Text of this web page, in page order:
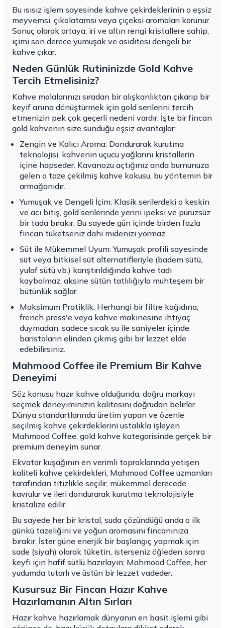
Bu ısısız işlem sayesinde kahve çekirdeklerinin o eşsiz
meyvemsi, çikolatamsı veya çiçeksi aromaları korunur.
Sonuç olarak ortaya, iri ve altın rengi kristallere sahip,
içimi son derece yumuşak ve asiditesi dengeli bir
kahve çıkar.
Neden Günlük Rutininizde Gold Kahve
Tercih Etmelisiniz?
Kahve molalarınızı sıradan bir alışkanlıktan çıkarıp bir
keyif anına dönüştürmek için gold serilerini tercih
etmenizin pek çok geçerli nedeni vardır. İşte bir fincan
gold kahvenin size sunduğu eşsiz avantajlar:
Zengin ve Kalıcı Aroma: Dondurarak kurutma
teknolojisi, kahvenin uçucu yağlarını kristallerin
içine hapseder. Kavanozu açtığınız anda burnunuza
gelen o taze çekilmiş kahve kokusu, bu yöntemin bir
armağanıdır.
Yumuşak ve Dengeli İçim: Klasik serilerdeki o keskin
ve acı bitiş, gold serilerinde yerini ipeksi ve pürüzsüz
bir tada bırakır. Bu sayede gün içinde birden fazla
fincan tüketseniz dahi midenizi yormaz.
Süt ile Mükemmel Uyum: Yumuşak profili sayesinde
süt veya bitkisel süt alternatifleriyle (badem sütü,
yulaf sütü vb.) karıştırıldığında kahve tadı
kaybolmaz, aksine sütün tatlılığıyla muhteşem bir
bütünlük sağlar.
Maksimum Pratiklik: Herhangi bir filtre kağıdına,
french press'e veya kahve makinesine ihtiyaç
duymadan, sadece sıcak su ile saniyeler içinde
baristaların elinden çıkmış gibi bir lezzet elde
edebilirsiniz.
Mahmood Coffee ile Premium Bir Kahve
Deneyimi
Söz konusu hazır kahve olduğunda, doğru markayı
seçmek deneyiminizin kalitesini doğrudan belirler.
Dünya standartlarında üretim yapan ve özenle
seçilmiş kahve çekirdeklerini ustalıkla işleyen
Mahmood Coffee, gold kahve kategorisinde gerçek bir
premium deneyim sunar.
Ekvator kuşağının en verimli topraklarında yetişen
kaliteli kahve çekirdekleri, Mahmood Coffee uzmanları
tarafından titizlikle seçilir, mükemmel derecede
kavrulur ve ileri dondurarak kurutma teknolojisiyle
kristalize edilir.
Bu sayede her bir kristal, suda çözündüğü anda o ilk
günkü tazeliğini ve yoğun aromasını fincanınıza
bırakır. İster güne enerjik bir başlangıç yapmak için
sade (siyah) olarak tüketin, isterseniz öğleden sonra
keyfi için hafif sütlü hazırlayın; Mahmood Coffee, her
yudumda tutarlı ve üstün bir lezzet vadeder.
Kusursuz Bir Fincan Hazır Kahve
Hazırlamanın Altın Sırları
Hazır kahve hazırlamak dünyanın en basit işlemi gibi